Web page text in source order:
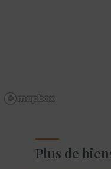
Plus de